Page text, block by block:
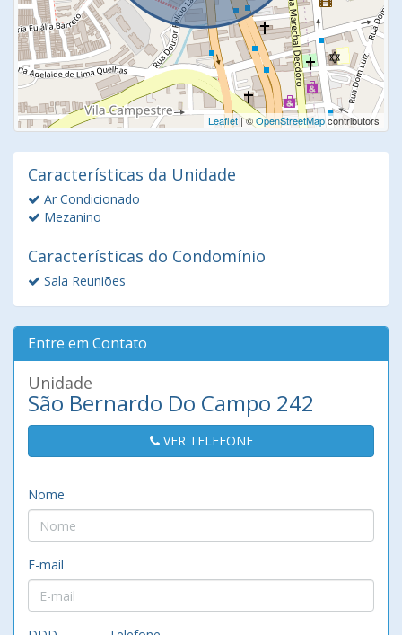
Leaflet| ©OpenStreetMapcontributors
Características da Unidade
Ar Condicionado
Mezanino
Características do Condomínio
Sala Reuniões
Entre em Contato
Unidade
São Bernardo Do Campo 242
VER TELEFONE
Nome
E-mail